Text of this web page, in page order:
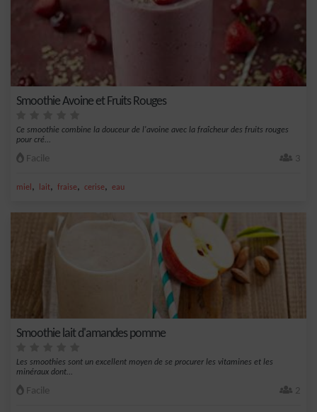
Smoothie Avoine et Fruits Rouges
Ce smoothie combine la douceur de l'avoine avec la fraîcheur des fruits rouges
pour cré...
Facile 3
miel , lait, fraise, cerise, eau
Smoothie lait d'amandes pomme
Les smoothies sont un excellent moyen de se procurer les vitamines et les
minéraux dont...
Facile 2